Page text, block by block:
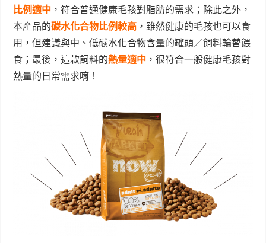
比例適中 ，符合普通健康毛孩對脂肪的需求；除此之外，
本產品的碳水化合物比例較高 ，雖然健康的毛孩也可以食
用，但建議與中、低碳水化合物含量的罐頭／飼料輪替餵
食；最後，這款飼料的熱量適中 ，很符合一般健康毛孩對
熱量的日常需求唷！